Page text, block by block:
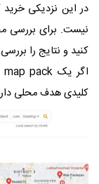
در این نزدیکی
نیست. برای بررسی
کنید و نتایج را
کلیدی هدف محلی